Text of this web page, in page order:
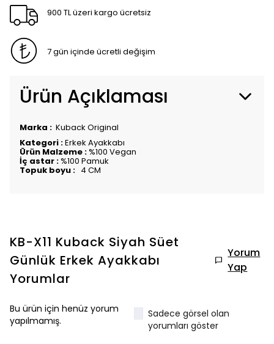
900 TL üzeri kargo ücretsiz
7 gün içinde ücretli değişim
Ürün Açıklaması
Marka : Kuback Original
Kategori :Erkek Ayakkabı
Ürün Malzeme :%100 Vegan
İç astar :%100 Pamuk
Topuk boyu : 4 CM
KB-X11 Kuback Siyah Süet
Günlük Erkek Ayakkabı
Yorumlar
Yorum
Yap
Bu ürün için henüz yorum
yapılmamış.
Sadece görsel olan
yorumları göster